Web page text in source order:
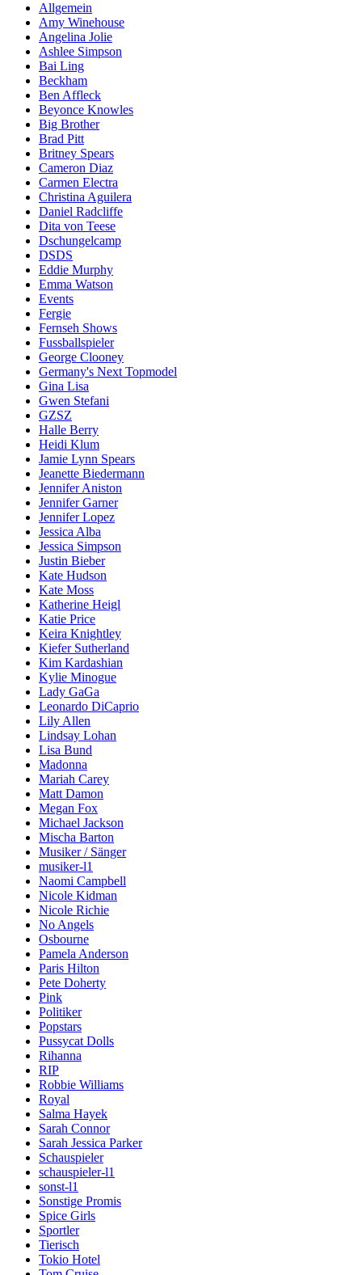
Allgemein
Amy Winehouse
Angelina Jolie
Ashlee Simpson
Bai Ling
Beckham
Ben Affleck
Beyonce Knowles
Big Brother
Brad Pitt
Britney Spears
Cameron Diaz
Carmen Electra
Christina Aguilera
Daniel Radcliffe
Dita von Teese
Dschungelcamp
DSDS
Eddie Murphy
Emma Watson
Events
Fergie
Fernseh Shows
Fussballspieler
George Clooney
Germany's Next Topmodel
Gina Lisa
Gwen Stefani
GZSZ
Halle Berry
Heidi Klum
Jamie Lynn Spears
Jeanette Biedermann
Jennifer Aniston
Jennifer Garner
Jennifer Lopez
Jessica Alba
Jessica Simpson
Justin Bieber
Kate Hudson
Kate Moss
Katherine Heigl
Katie Price
Keira Knightley
Kiefer Sutherland
Kim Kardashian
Kylie Minogue
Lady GaGa
Leonardo DiCaprio
Lily Allen
Lindsay Lohan
Lisa Bund
Madonna
Mariah Carey
Matt Damon
Megan Fox
Michael Jackson
Mischa Barton
Musiker / Sänger
musiker-l1
Naomi Campbell
Nicole Kidman
Nicole Richie
No Angels
Osbourne
Pamela Anderson
Paris Hilton
Pete Doherty
Pink
Politiker
Popstars
Pussycat Dolls
Rihanna
RIP
Robbie Williams
Royal
Salma Hayek
Sarah Connor
Sarah Jessica Parker
Schauspieler
schauspieler-l1
sonst-l1
Sonstige Promis
Spice Girls
Sportler
Tierisch
Tokio Hotel